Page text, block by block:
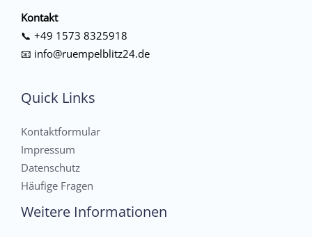
Kontakt
📞 +49 1573 8325918
📧 info@ruempelblitz24.de
Quick Links
Kontaktformular
Impressum
Datenschutz
Häufige Fragen
Weitere Informationen